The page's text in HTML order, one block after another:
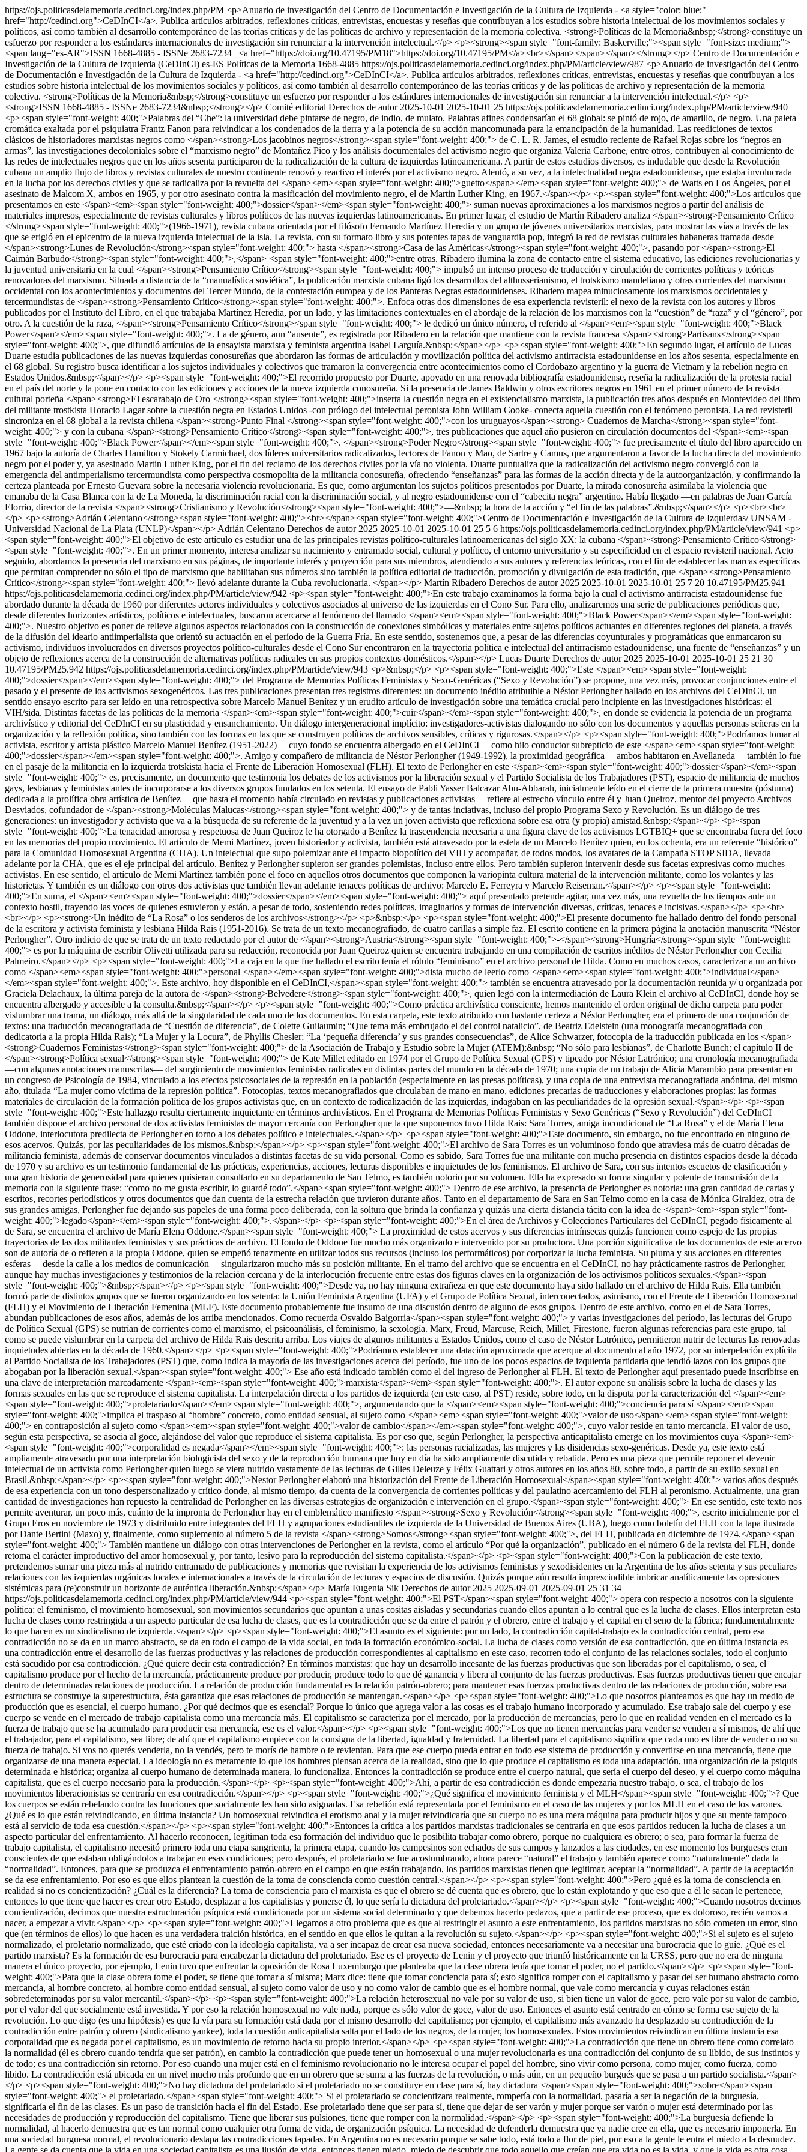
https://ojs.politicasdelamemoria.cedinci.org/index.php/PM <p>Anuario de investigación del Centro de Documentación e Investigación de la Cultura de Izquierda - <a style="color: blue;"
href="http://cedinci.org">CeDInCI</a>. Publica artículos arbitrados, reflexiones críticas, entrevistas, encuestas y reseñas que contribuyan a los estudios sobre historia intelectual de los movimientos sociales y
políticos, así como también al desarrollo contemporáneo de las teorías críticas y de las políticas de archivo y representación de la memoria colectiva. <strong>Políticas de la Memoria&nbsp;</strong>constituye un
esfuerzo por responder a los estándares internacionales de investigación sin renunciar a la intervención intelectual.</p> <p><strong><span style="font-family: Baskerville;"><span style="font-size: medium;">
<span lang="es-AR">ISSN 1668-4885 - ISSNe 2683-7234 | <a href="https://doi.org/10.47195/PM18">https://doi.org/10.47195/PM</a><br></span></span></span></strong></p> Centro de Documentación e
Investigación de la Cultura de Izquierda (CeDInCI) es-ES Políticas de la Memoria 1668-4885 https://ojs.politicasdelamemoria.cedinci.org/index.php/PM/article/view/987 <p>Anuario de investigación del Centro
de Documentación e Investigación de la Cultura de Izquierda - <a href="http://cedinci.org">CeDInCI</a>. Publica artículos arbitrados, reflexiones críticas, entrevistas, encuestas y reseñas que contribuyan a los
estudios sobre historia intelectual de los movimientos sociales y políticos, así como también al desarrollo contemporáneo de las teorías críticas y de las políticas de archivo y representación de la memoria
colectiva. <strong>Políticas de la Memoria&nbsp;</strong>constituye un esfuerzo por responder a los estándares internacionales de investigación sin renunciar a la intervención intelectual.</p> <p>
<strong>ISSN 1668-4885 - ISSNe 2683-7234&nbsp;</strong></p> Comité editorial Derechos de autor 2025-10-01 2025-10-01 25 https://ojs.politicasdelamemoria.cedinci.org/index.php/PM/article/view/940
<p><span style="font-weight: 400;">Palabras del “Che”: la universidad debe pintarse de negro, de indio, de mulato. Palabras afines condensarían el 68 global: se pintó de rojo, de amarillo, de negro. Una paleta
cromática exaltada por el psiquiatra Frantz Fanon para reivindicar a los condenados de la tierra y a la potencia de su acción mancomunada para la emancipación de la humanidad. Las reediciones de textos
clásicos de historiadores marxistas negros como </span><strong>Los jacobinos negros</strong><span style="font-weight: 400;"> de C. L. R. James, el estudio reciente de Rafael Rojas sobre los “negros en
armas”, las investigaciones decoloniales sobre el “marxismo negro” de Montañez Pico y los análisis documentales del activismo negro que organiza Valeria Carbone, entre otros, contribuyen al conocimiento de
las redes de intelectuales negros que en los años sesenta participaron de la radicalización de la cultura de izquierdas latinoamericana. A partir de estos estudios diversos, es indudable que desde la Revolución
cubana un amplio flujo de libros y revistas culturales de nuestro continente renovó y reactivo el interés por el activismo negro. Alentó, a su vez, a la intelectualidad negra estadounidense, que estaba involucrada
en la lucha por los derechos civiles y que se radicaliza por la revuelta del </span><em><span style="font-weight: 400;">guetto</span></em><span style="font-weight: 400;"> de Watts en Los Ángeles, por el
asesinato de Malcom X, ambos en 1965, y por otro asesinato contra la masificación del movimiento negro, el de Martin Luther King, en 1967.</span></p> <p><span style="font-weight: 400;">Los artículos que
presentamos en este </span><em><span style="font-weight: 400;">dossier</span></em><span style="font-weight: 400;"> suman nuevas aproximaciones a los marxismos negros a partir del análisis de
materiales impresos, especialmente de revistas culturales y libros políticos de las nuevas izquierdas latinoamericanas. En primer lugar, el estudio de Martín Ribadero analiza </span><strong>Pensamiento Crítico
</strong><span style="font-weight: 400;">(1966-1971), revista cubana orientada por el filósofo Fernando Martínez Heredia y un grupo de jóvenes universitarios marxistas, para mostrar las vías a través de las
que se erigió en el epicentro de la nueva izquierda intelectual de la isla. La revista, con su formato libro y sus potentes tapas de vanguardia pop, integró la red de revistas culturales habaneras tramada desde
</span><strong>Lunes de Revolución</strong><span style="font-weight: 400;"> hasta </span><strong>Casa de las Américas</strong><span style="font-weight: 400;">, pasando por </span><strong>El
Caimán Barbudo</strong><span style="font-weight: 400;">,</span> <span style="font-weight: 400;">entre otras. Ribadero ilumina la zona de contacto entre el sistema educativo, las ediciones revolucionarias y
la juventud universitaria en la cual </span><strong>Pensamiento Crítico</strong><span style="font-weight: 400;"> impulsó un intenso proceso de traducción y circulación de corrientes políticas y teóricas
renovadoras del marxismo. Situada a distancia de la “manualística soviética”, la publicación marxista cubana ligó los desarrollos del althusserianismo, el trotskismo mandeliano y otras corrientes del marxismo
occidental con los acontecimientos y documentos del Tercer Mundo, de la contestación europea y de los Panteras Negras estadounidenses. Ribadero mapea minuciosamente los marxismos occidentales y
tercermundistas de </span><strong>Pensamiento Crítico</strong><span style="font-weight: 400;">. Enfoca otras dos dimensiones de esa experiencia revisteril: el nexo de la revista con los autores y libros
publicados por el Instituto del Libro, en el que trabajaba Martínez Heredia, por un lado, y las limitaciones contextuales en el abordaje de la relación de los marxismos con la “cuestión” de “raza” y el “género”, por
otro. A la cuestión de la raza, </span><strong>Pensamiento Crítico</strong><span style="font-weight: 400;"> le dedicó un único número, el referido al </span><em><span style="font-weight: 400;">Black
Power</span></em><span style="font-weight: 400;">. La de género, aun “ausente”, es registrada por Ribadero en la relación que mantiene con la revista francesa </span><strong>Partisans</strong><span
style="font-weight: 400;">, que difundió artículos de la ensayista marxista y feminista argentina Isabel Larguía.&nbsp;</span></p> <p><span style="font-weight: 400;">En segundo lugar, el artículo de Lucas
Duarte estudia publicaciones de las nuevas izquierdas conosureñas que abordaron las formas de articulación y movilización política del activismo antirracista estadounidense en los años sesenta, especialmente en
el 68 global. Su registro busca identificar a los sujetos individuales y colectivos que tramaron la convergencia entre acontecimientos como el Cordobazo argentino y la guerra de Vietnam y la rebelión negra en
Estados Unidos.&nbsp;</span></p> <p><span style="font-weight: 400;">El recorrido propuesto por Duarte, apoyado en una renovada bibliografía estadounidense, reseña la radicalización de la protesta racial
en el país del norte y la pone en contacto con las ediciones y acciones de la nueva izquierda conosureña. Si la presencia de James Baldwin y otros escritores negros en 1961 en el primer número de la revista
cultural porteña </span><strong>El escarabajo de Oro </strong><span style="font-weight: 400;">inserta la cuestión negra en el existencialismo marxista, la publicación tres años después en Montevideo del libro
del militante trostkista Horacio Lagar sobre la cuestión negra en Estados Unidos -con prólogo del intelectual peronista John William Cooke- conecta aquella cuestión con el fenómeno peronista. La red revisteril
sincroniza en el 68 global a la revista chilena </span><strong>Punto Final </strong><span style="font-weight: 400;">con los uruguayos</span><strong> Cuadernos de Marcha</strong><span style="font-
weight: 400;"> y con la cubana </span><strong>Pensamiento Crítico</strong><span style="font-weight: 400;">, tres publicaciones que aquel año pusieron en circulación documentos del </span><em><span
style="font-weight: 400;">Black Power</span></em><span style="font-weight: 400;">. </span><strong>Poder Negro</strong><span style="font-weight: 400;"> fue precisamente el título del libro aparecido en
1967 bajo la autoría de Charles Hamilton y Stokely Carmichael, dos líderes universitarios radicalizados, lectores de Fanon y Mao, de Sartre y Camus, que argumentaron a favor de la lucha directa del movimiento
negro por el poder y, ya asesinado Martin Luther King, por el fin del reclamo de los derechos civiles por la vía no violenta. Duarte puntualiza que la radicalización del activismo negro convergió con la
emergencia del antimperialismo tercermundista como perspectiva cosmopolita de la militancia conosureña, ofreciendo “enseñanzas” para las formas de la acción directa y de la autoorganización, y confirmando la
certeza planteada por Ernesto Guevara sobre la necesaria violencia revolucionaria. Es que, como argumentan los sujetos políticos presentados por Duarte, la mirada conosureña asimilaba la violencia que
emanaba de la Casa Blanca con la de La Moneda, la discriminación racial con la discriminación social, y al negro estadounidense con el “cabecita negra” argentino. Había llegado —en palabras de Juan García
Elorrio, director de la revista </span><strong>Cristianismo y Revolución</strong><span style="font-weight: 400;">—&nbsp; la hora de la acción y “el fin de las palabras”.&nbsp;</span></p> <p><br><br>
</p> <p><strong>Adrián Celentano</strong><span style="font-weight: 400;"><br></span><span style="font-weight: 400;">Centro de Documentación e Investigación de la Cultura de Izquierdas/ UNSAM -
Universidad Nacional de La Plata (UNLP)</span></p> Adrián Celentano Derechos de autor 2025 2025-10-01 2025-10-01 25 5 6 https://ojs.politicasdelamemoria.cedinci.org/index.php/PM/article/view/941 <p>
<span style="font-weight: 400;">El objetivo de este artículo es estudiar una de las principales revistas político-culturales latinoamericanas del siglo XX: la cubana </span><strong>Pensamiento Crítico</strong>
<span style="font-weight: 400;">. En un primer momento, interesa analizar su nacimiento y entramado social, cultural y político, el entorno universitario y su especificidad en el espacio revisteril nacional. Acto
seguido, abordamos la presencia del marxismo en sus páginas, de importante interés y proyección para sus miembros, atendiendo a sus autores y referencias teóricas, con el fin de establecer las marcas específicas
que permitan comprender no sólo el tipo de marxismo que habilitaban sus números sino también la política editorial de traducción, promoción y divulgación de esta tradición, que </span><strong>Pensamiento
Crítico</strong><span style="font-weight: 400;"> llevó adelante durante la Cuba revolucionaria. </span></p> Martín Ribadero Derechos de autor 2025 2025-10-01 2025-10-01 25 7 20 10.47195/PM25.941
https://ojs.politicasdelamemoria.cedinci.org/index.php/PM/article/view/942 <p><span style="font-weight: 400;">En este trabajo examinamos la forma bajo la cual el activismo antirracista estadounidense fue
abordado durante la década de 1960 por diferentes actores individuales y colectivos asociados al universo de las izquierdas en el Cono Sur. Para ello, analizaremos una serie de publicaciones periódicas que,
desde diferentes horizontes artísticos, políticos e intelectuales, buscaron acercarse al fenómeno del llamado </span><em><span style="font-weight: 400;">Black Power</span></em><span style="font-weight:
400;">. Nuestro objetivo es poner de relieve algunos aspectos relacionados con la construcción de conexiones simbólicas y materiales entre sujetos políticos actuantes en diferentes regiones del planeta, a través
de la difusión del ideario antiimperialista que orientó su actuación en el período de la Guerra Fría. En este sentido, sostenemos que, a pesar de las diferencias coyunturales y programáticas que enmarcaron su
activismo, individuos involucrados en diversos proyectos político-culturales desde el Cono Sur encontraron en la trayectoria política e intelectual del antirracismo estadounidense, una fuente de “enseñanzas” y un
objeto de reflexiones acerca de la construcción de alternativas políticas radicales en sus propios contextos domésticos.</span></p> Lucas Duarte Derechos de autor 2025 2025-10-01 2025-10-01 25 21 30
10.47195/PM25.942 https://ojs.politicasdelamemoria.cedinci.org/index.php/PM/article/view/943 <p>&nbsp;</p> <p><span style="font-weight: 400;">Este </span><em><span style="font-weight: 400;">dossier</span></em><span style="font-weight: 400;"> del Programa de Memorias Políticas Feministas y Sexo-Genéricas (“Sexo y Revolución”) se propone, una vez más, provocar conjunciones entre el pasado y el presente de los activismos sexogenéricos. Las tres publicaciones presentan tres registros diferentes: un documento inédito atribuible a Néstor Perlongher hallado en los archivos del CeDInCI, un sentido ensayo escrito para ser leído en una retrospectiva sobre Marcelo Manuel Benítez y un erudito artículo de investigación sobre una temática crucial pero incipiente en las investigaciones históricas: el VIH/sida. Distintas facetas de las políticas de la memoria </span><em><span style="font-weight: 400;">cuir</span></em><span style="font-weight: 400;">, en donde se evidencia la potencia de un programa archivístico y editorial del CeDInCI en su plasticidad y ensanchamiento. Un diálogo intergeneracional implícito: investigadores-activistas dialogando no sólo con los documentos y aquellas personas señeras en la organización y la reflexión política, sino también con las formas en las que se construyen políticas de archivos sensibles, críticas y rigurosas.</span></p> <p><span style="font-weight: 400;">Podríamos tomar al activista, escritor y artista plástico Marcelo Manuel Benítez (1951-2022) —cuyo fondo se encuentra albergado en el CeDInCI— como hilo conductor subrepticio de este </span><em><span style="font-weight: 400;">dossier</span></em><span style="font-weight: 400;">. Amigo y compañero de militancia de Néstor Perlongher (1949-1992), la proximidad geográfica —ambos habitaron en Avellaneda— también lo fue en el pasaje de la militancia en la izquierda trotskista hacia el Frente de Liberación Homosexual (FLH). El texto de Perlongher en este </span><em><span style="font-weight: 400;">dossier</span></em><span style="font-weight: 400;"> es, precisamente, un documento que testimonia los debates de los activismos por la liberación sexual y el Partido Socialista de los Trabajadores (PST), espacio de militancia de muchos gays, lesbianas y feministas antes de incorporarse a los diversos grupos fundados en los setenta. El ensayo de Pabli Yasser Balcazar Abu-Abbarah, inicialmente leído en el cierre de la primera muestra (póstuma) dedicada a la prolífica obra artística de Benítez —que hasta el momento había circulado en revistas y publicaciones activistas— refiere al estrecho vínculo entre él y Juan Queiroz, mentor del proyecto Archivos Desviados, cofundador de </span><strong>Moléculas Malucas</strong><span style="font-weight: 400;"> y de tantas inciativas, incluso del propio Programa Sexo y Revolución. Es un diálogo de tres generaciones: un investigador y activista que va a la búsqueda de su referente de la juventud y a la vez un joven activista que reflexiona sobre esa otra (y propia) amistad.&nbsp;</span></p> <p><span style="font-weight: 400;">La tenacidad amorosa y respetuosa de Juan Queiroz le ha otorgado a Benítez la trascendencia necesaria a una figura clave de los activismos LGTBIQ+ que se encontraba fuera del foco en las memorias del propio movimiento. El artículo de Memi Martínez, joven historiador y activista, también está atravesado por la estela de un Marcelo Benítez quien, en los ochenta, era un referente “histórico” para la Comunidad Homosexual Argentina (CHA). Un intelectual que supo polemizar ante el impacto biopolítico del VIH y acompañar, de todos modos, los avatares de la Campaña STOP SIDA, llevada adelante por la CHA, que es el eje principal del artículo. Benítez y Perlongher supieron ser grandes polemistas, incluso entre ellos. Pero también supieron intervenir desde sus facetas expresivas como muches activistas. En ese sentido, el artículo de Memi Martínez también pone el foco en aquellos otros documentos que componen la variopinta cultura material de la intervención militante, como los volantes y las historietas. Y también es un diálogo con otros dos activistas que también llevan adelante tenaces políticas de archivo: Marcelo E. Ferreyra y Marcelo Reiseman.</span></p> <p><span style="font-weight: 400;">En suma, el </span><em><span style="font-weight: 400;">dossier</span></em><span style="font-weight: 400;"> aquí presentado pretende agitar, una vez más, una revuelta de los tiempos ante un contexto hostil, trayendo las voces de quienes estuvieron y están, a pesar de todo, sosteniendo redes políticas, imaginarios y formas de intervención diversas, críticas, tenaces e incisivas.</span></p> <p><br><br></p> <p><strong>Un inédito de “La Rosa” o los senderos de los archivos</strong></p> <p>&nbsp;</p> <p><span style="font-weight: 400;">El presente documento fue hallado dentro del fondo personal de la escritora y activista feminista y lesbiana Hilda Rais (1951-2016). Se trata de un texto mecanografiado, de cuatro carillas a simple faz. El escrito contiene en la primera página la anotación manuscrita “Néstor Perlongher”. Otro indicio de que se trata de un texto redactado por el autor de </span><strong>Austria</strong><span style="font-weight: 400;">-</span><strong>Hungría</strong><span style="font-weight: 400;"> es por la máquina de escribir Olivetti utilizada para su redacción, reconocida por Juan Queiroz quien se encuentra trabajando en una compilación de escritos inéditos de Néstor Perlongher con Cecilia Palmeiro.</span></p> <p><span style="font-weight: 400;">La caja en la que fue hallado el escrito tenía el rótulo “feminismo” en el archivo personal de Hilda. Como en muchos casos, caracterizar a un archivo como </span><em><span style="font-weight: 400;">personal </span></em><span style="font-weight: 400;">dista mucho de leerlo como </span><em><span style="font-weight: 400;">individual</span></em><span style="font-weight: 400;">. Este archivo, hoy disponible en el CeDInCI,</span><span style="font-weight: 400;"> también se encuentra atravesado por la documentación reunida y/ u organizada por Graciela Delachaux, la última pareja de la autora de </span><strong>Belvedere</strong><span style="font-weight: 400;">, quien legó con la intermediación de Laura Klein el archivo al CeDInCI, donde hoy se encuentra albergado y accesible a la consulta.&nbsp;</span></p> <p><span style="font-weight: 400;">Como práctica archivística consciente, hemos mantenido el orden original de dicha carpeta para poder vislumbrar una trama, un diálogo, más allá de la singularidad de cada uno de los documentos. En esta carpeta, este texto atribuido con bastante certeza a Néstor Perlongher, era el primero de una conjunción de textos: una traducción mecanografiada de “Cuestión de diferencia”, de Colette Guilaumin; “Que tema más embrujado el del control natalicio”, de Beatriz Edelstein (una monografía mecanografiada con dedicatoria a la propia Hilda Rais); “La Mujer y la Locura”, de Phyllis Chesler; “La ‘pequeña diferencia’ y sus grandes consecuencias”, de Alice Schwarzer, fotocopia de la traducción publicada en los </span><strong>Cuadernos Feministas</strong><span style="font-weight: 400;"> de la Asociación de Trabajo y Estudio sobre la Mujer (ATEM);&nbsp; “No sólo para lesbianas”, de Charlotte Bunch; el capítulo II de </span><strong>Política sexual</strong><span style="font-weight: 400;"> de Kate Millet editado en 1974 por el Grupo de Política Sexual (GPS) y tipeado por Néstor Latrónico; una cronología mecanografiada —con algunas anotaciones manuscritas— del surgimiento de movimientos feministas radicales en distintas partes del mundo en la década de 1970; una copia de un trabajo de Alicia Marambio para presentar en un congreso de Psicología de 1984, vinculado a los efectos psicosociales de la represión en la población (especialmente en las presas políticas), y una copia de una entrevista mecanografiada anónima, del mismo año, titulada “La mujer como víctima de la represión política”. Fotocopias, textos mecanografiados que circulaban de mano en mano, ediciones precarias de traducciones y elaboraciones propias: las formas materiales de circulación de la formación política de los grupos activistas que, en un contexto de radicalización de las izquierdas, indagaban en las peculiaridades de la opresión sexual.</span></p> <p><span style="font-weight: 400;">Este hallazgo resulta ciertamente inquietante en términos archivísticos. En el Programa de Memorias Políticas Feministas y Sexo Genéricas (“Sexo y Revolución”) del CeDInCI también dispone el archivo personal de dos activistas feministas de mayor cercanía con Perlongher que la que suponemos tuvo Hilda Rais: Sara Torres, amiga incondicional de “La Rosa” y el de María Elena Oddone, interlocutora predilecta de Perlongher en torno a los debates político e intelectuales.</span></p> <p><span style="font-weight: 400;">Este documento, sin embargo, no fue encontrado en ninguno de esos acervos. Quizás, por las peculiaridades de los mismos.&nbsp;</span></p> <p><span style="font-weight: 400;">El archivo de Sara Torres es un voluminoso fondo que atraviesa más de cuatro décadas de militancia feminista, además de conservar documentos vinculados a distintas facetas de su vida personal. Como es sabido, Sara Torres fue una militante con mucha presencia en distintos espacios desde la década de 1970 y su archivo es un testimonio fundamental de las prácticas, experiencias, acciones, lecturas disponibles e inquietudes de los feminismos. El archivo de Sara, con sus intentos escuetos de clasificación y una gran historia de generosidad para quienes quisieran consultarlo en su departamento de San Telmo, es también notorio por su volumen. Ella ha expresado su forma singular y potente de transmisión de la memoria con la siguiente frase: “como no me gusta escribir, lo guardé todo”.</span><span style="font-weight: 400;"> Dentro de ese archivo, la presencia de Perlongher es notoria: una gran cantidad de cartas y escritos, recortes periodísticos y otros documentos que dan cuenta de la estrecha relación que tuvieron durante años. Tanto en
María Eugenia Sik Derechos de autor 2025 2025-09-01 2025-09-01 25 31 34
https://ojs.politicasdelamemoria.cedinci.org/index.php/PM/article/view/944 <p><span style="font-weight: 400;">El PST</span><span style="font-weight: 400;"> opera con respecto a nosotros con la siguiente política: el feminismo, el movimiento homosexual, son movimientos secundarios que apuntan a unas cositas aisladas y secundarias cuando ellos apuntan a lo central que es la lucha de clases. Ellos interpretan esta lucha de clases como restringida a un aspecto particular de esa lucha de clases, que es la contradicción que se da entre el patrón y el obrero, entre el trabajo y el capital en el seno de la fábrica; fundamentalmente lo que hacen es un sindicalismo de izquierda.</span></p> <p><span style="font-weight: 400;">El asunto es el siguiente: por un lado, la contradicción capital-trabajo es la contradicción central, pero esa contradicción no se da en un marco abstracto, se da en todo el campo de la vida social, en toda la formación económico-social. La lucha de clases como versión de esa contradicción, que en última instancia es una contradicción entre el desarrollo de las fuerzas productivas y las relaciones de producción correspondientes al capitalismo en este caso, recorren todo el conjunto de las relaciones sociales, todo el conjunto está sacudido por esa contradicción. ¿Qué quiere decir esta contradicción? En términos marxistas: que hay un desarrollo incesante de las fuerzas productivas que son liberadas por el capitalismo, o sea, el capitalismo produce por el hecho de la mercancía, prácticamente produce por producir, produce todo lo que dé ganancia y libera al conjunto de las fuerzas productivas. Esas fuerzas productivas tienen que encajar dentro de determinadas relaciones de producción. La relación de producción fundamental es la relación patrón-obrero; para mantener esas fuerzas productivas dentro de las relaciones de producción, sobre esa estructura se construye la superestructura, ésta garantiza que esas relaciones de producción se mantengan.</span></p> <p><span style="font-weight: 400;">Lo que nosotros planteamos es que hay un medio de producción que es esencial, el cuerpo humano. ¿Por qué decimos que es esencial? Porque lo único que agrega valor a las cosas es el trabajo humano incorporado y acumulado. Ese trabajo sale del cuerpo y ese cuerpo se vende en el mercado de trabajo capitalista como una mercancía más. El capitalismo se caracteriza por el mercado, por la producción de mercancías, pero lo que en realidad venden en el mercado es la fuerza de trabajo que se ha acumulado para producir esa mercancía, ese es el valor.</span></p> <p><span style="font-weight: 400;">Los que no tienen mercancías para vender se venden a sí mismos, de ahí que el trabajador, para el capitalismo, sea libre; de ahí que el capitalismo empiece con la consigna de la libertad, igualdad y fraternidad. La libertad para el capitalismo significa que cada uno es libre de vender o no su fuerza de trabajo. Si vos no querés venderla, no la vendés, pero te morís de hambre o te revientan. Para que ese cuerpo pueda entrar en todo ese sistema de producción y convertirse en una mercancía, tiene que organizarse de una manera especial. La ideología no es meramente lo que los hombres piensan acerca de la realidad, sino que lo que produce el capitalismo es toda una adaptación, una organización de la psiquis determinada e histórica; organiza al cuerpo humano de determinada manera, lo funcionaliza. Entonces la contradicción se produce entre el cuerpo natural, que sería el cuerpo del deseo, y el cuerpo como máquina capitalista, que es el cuerpo necesario para la producción.</span></p> <p><span style="font-weight: 400;">Ahí, a partir de esa contradicción es donde empezaría nuestro trabajo, o sea, el trabajo de los movimientos liberacionistas se centraría en esa contradicción.</span></p> <p><span style="font-weight: 400;">¿Qué significa el movimiento feminista y el MLH</span><span style="font-weight: 400;">? Que los cuerpos se están rebelando contra las funciones que socialmente les han sido asignadas. Esa rebelión está representada por el feminismo en el caso de las mujeres y por los MLH en el caso de los varones. ¿Qué es lo que están reivindicando, en última instancia? Un homosexual reivindica el erotismo anal y la mujer reivindicaría que su cuerpo no es una mera máquina para producir hijos y que su mente tampoco está al servicio de toda esa cuestión.</span></p> <p><span style="font-weight: 400;">Entonces la crítica a los partidos marxistas tradicionales se centraría en que esos partidos reducen la lucha de clases a un aspecto particular del enfrentamiento. Al hacerlo reconocen, legitiman toda esa formación del individuo que le posibilita trabajar como obrero, porque no cualquiera es obrero; o sea, para formar la fuerza de trabajo capitalista, el capitalismo necesitó primero toda una etapa sangrienta, la primera etapa, cuando los campesinos son echados de sus campos y lanzados a las ciudades, en ese momento los burgueses eran conscientes de que estaban obligándolos a trabajar en esas condiciones; pero después, el proletariado se fue acostumbrando, ahora parece “natural” el trabajo y también aparece como “naturalmente” dada la “normalidad”. Entonces, para que se produzca el enfrentamiento patrón-obrero en el campo en que están trabajando, los partidos marxistas tienen que legitimar, aceptar la “normalidad”. A partir de la aceptación se da ese enfrentamiento. Por eso es que ellos plantean la cuestión de la toma de consciencia como cuestión central.</span></p> <p><span style="font-weight: 400;">Pero ¿qué es la toma de consciencia en realidad si no es concientización? ¿Cuál es la diferencia? La toma de consciencia para el marxista es que el obrero se dé cuenta que es obrero, que lo están explotando y que eso que a él le sacan le pertenece, entonces lo que tiene que hacer es crear otro Estado, desplazar a los capitalistas y ponerse él, lo que sería la dictadura del proletariado.</span></p> <p><span style="font-weight: 400;">Cuando nosotros decimos concientización, decimos que nuestra estructuración psíquica está condicionada por un sistema social determinado y que debemos hacerlo pedazos, que a partir de ese proceso, que es doloroso, recién vamos a nacer, a empezar a vivir.</span></p> <p><span style="font-weight: 400;">Llegamos a otro problema que es que al restringir el asunto a este enfrentamiento, los partidos marxistas no sólo cometen un error, sino que (en términos de ellos) lo que hacen es una verdadera traición histórica, en el sentido en que ellos le quitan a la revolución su sujeto.</span></p> <p><span style="font-weight: 400;">Si el sujeto es el sujeto normalizado, el proletario normalizado, que esté criado con la ideología capitalista, va a ser incapaz de crear esa nueva sociedad, entonces necesariamente va a necesitar una burocracia que lo guíe. ¿Qué es el partido marxista? Es la formación de esa burocracia para encabezar la dictadura del proletariado. Ese es el proyecto de Lenin y el proyecto que triunfó históricamente en la URSS, pero que no era de ninguna manera el único proyecto, por ejemplo, Lenin tuvo que enfrentar la oposición de Rosa Luxemburgo que planteaba que la clase obrera tenía que tomar el poder, no el partido.</span></p> <p><span style="font-weight: 400;">Para que la clase obrera tome el poder, se tiene que tomar a sí misma; Marx dice: tiene que tomar conciencia para sí; esto significa romper con el capitalismo y pasar del ser humano abstracto como mercancía, al hombre concreto, al hombre como entidad sensual, al sujeto como valor de uso y no como valor de cambio que es el hombre normal, que vale como mercancía y cuyas relaciones están sobredeterminadas por su valor mercantil.</span></p> <p><span style="font-weight: 400;">La relación heterosexual no vale por su valor de uso, si bien tiene un valor de goce, pero vale por su valor de cambio, por el valor del que socialmente está investida. Y por eso la relación homosexual no vale nada, porque es sólo valor de goce, valor de uso. Entonces el asunto está centrado en cómo se forma ese sujeto de la revolución. Lo que digo (es una hipótesis) es que la vía para su formación está dada por el mismo desarrollo del capitalismo; por ejemplo, el capitalismo más avanzado ha desplazado su contradicción de la contradicción entre patrón y obrero (sindicalismo yankee), toda la cuestión anticapitalista salta por el lado de los negros, de la mujer, los homosexuales. Estos movimientos reivindican en última instancia esa corporalidad que es negada por el capitalismo, es un movimiento de retorno hacia su propio interior.</span></p> <p><span style="font-weight: 400;">La contradicción que tiene un obrero tiene como correlato la normalidad (él es obrero cuando tendría que ser patrón), en cambio la contradicción que puede tener un homosexual o una mujer revolucionaria es una contradicción del conjunto de su libido, de sus instintos y de todo; es una contradicción sin retorno. Por eso cuando una mujer está en el feminismo revolucionario no le interesa ocupar el papel del hombre, sino vivir como persona, como mujer, como fuerza, como libido. La contradicción está ubicada en un nivel mucho más profundo que en un obrero que se suma a las fuerzas de la revolución, o más aún, en un pequeño burgués que se pasa a un partido socialista.</span></p> <p><span style="font-weight: 400;">No hay dictadura del proletariado si el proletariado no se constituye en clase para sí, hay dictadura </span><span style="font-weight: 400;">sobre</span><span style="font-weight: 400;"> el proletariado.</span><span style="font-weight: 400;"> Si el proletariado se concientizara realmente, rompería con la normalidad, pasaría a ser la negación de la burguesía, significaría el fin de las clases. Es un paso de transición hacia el fin del Estado. Ese proletariado tiene que ser para sí, tiene que dejar de ser varón y mujer porque ser varón o mujer está determinado por las necesidades de producción y reproducción del capitalismo. Tiene que liberar sus pulsiones, tiene que romper con la normalidad.</span></p> <p><